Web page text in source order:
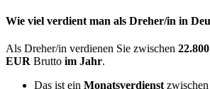
Wie viel verdient man als Dreher/in in
Als Dreher/in verdienen Sie zwischen
EUR Brutto im Jahr.
Das ist ein Monatsverdienst zwischen